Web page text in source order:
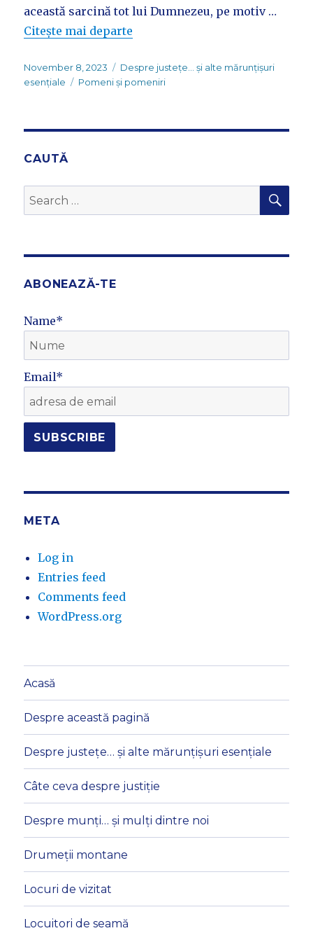
această sarcină tot lui Dumnezeu, pe motiv …
Citește mai departe
Posted
on
November 8, 2023 Categories
Despre justețe... și alte mărunțișuri
esențiale
Tags
Pomeni și pomeniri
CAUTĂ
Search
for:
ABONEAZĂ-TE
Name*
Email*
META
Log in
Entries feed
Comments feed
WordPress.org
Acasă
Despre această pagină
Despre justețe… și alte mărunțișuri esențiale
Câte ceva despre justiție
Despre munți… și mulți dintre noi
Drumeții montane
Locuri de vizitat
Locuitori de seamă